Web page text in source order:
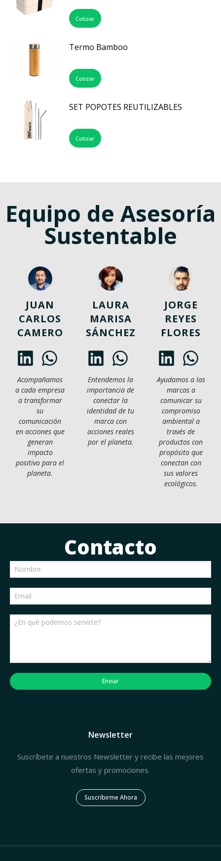
Cotizar
Termo Bamboo
Cotizar
SET POPOTES REUTILIZABLES
Cotizar
Equipo de Asesoría
Sustentable
JUAN
CARLOS
CAMERO
Acompañamos
a cada empresa
a transformar
su
comunicación
en acciones que
generan
impacto
positivo para el
planeta.
LAURA
MARISA
SÁNCHEZ
Entendemos la
importancia de
conectar la
identidad de tu
marca con
acciones reales
por el planeta.
JORGE
REYES
FLORES
Ayudamos a las
marcas a
comunicar su
compromiso
ambiental a
través de
productos con
propósito que
conectan con
sus valores
ecológicos.
Contacto
Enviar
Newsletter
Suscríbete a nuestros Newsletter y recibe las mejores
ofertas y promociones.
Suscribirme Ahora